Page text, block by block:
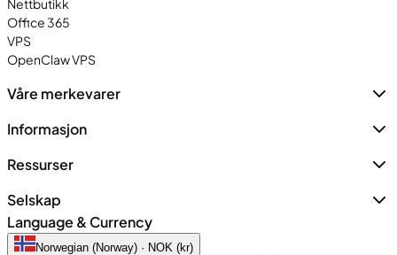
Nettbutikk
Office 365
VPS
OpenClaw VPS
Våre merkevarer
Informasjon
Ressurser
Selskap
Language & Currency
Norwegian (Norway) · NOK (kr)